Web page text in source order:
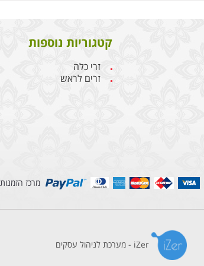
קטגוריות נוספות
זרי כלה
זרים לראש
מרכז הזמנות
iZer - מערכת לניהול עסקים